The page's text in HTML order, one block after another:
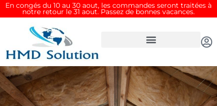
En congés du 10 au 30 aout, les commandes seront traitées à
notre retour le 31 aout. Passez de bonnes vacances.
Aller
au